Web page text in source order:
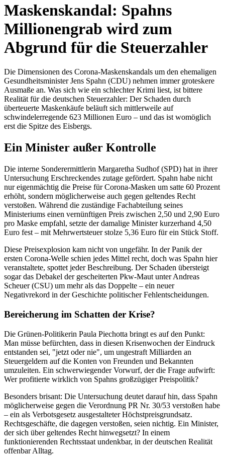
Maskenskandal: Spahns
Millionengrab wird zum
Abgrund für die Steuerzahler
Die Dimensionen des Corona-Maskenskandals um den ehemaligen
Gesundheitsminister Jens Spahn (CDU) nehmen immer groteskere
Ausmaße an. Was sich wie ein schlechter Krimi liest, ist bittere
Realität für die deutschen Steuerzahler: Der Schaden durch
überteuerte Maskenkäufe beläuft sich mittlerweile auf
schwindelerregende 623 Millionen Euro – und das ist womöglich
erst die Spitze des Eisbergs.
Ein Minister außer Kontrolle
Die interne Sonderermittlerin Margaretha Sudhof (SPD) hat in ihrer
Untersuchung Erschreckendes zutage gefördert. Spahn habe nicht
nur eigenmächtig die Preise für Corona-Masken um satte 60 Prozent
erhöht, sondern möglicherweise auch gegen geltendes Recht
verstoßen. Während die zuständige Fachabteilung seines
Ministeriums einen vernünftigen Preis zwischen 2,50 und 2,90 Euro
pro Maske empfahl, setzte der damalige Minister kurzerhand 4,50
Euro fest – mit Mehrwertsteuer stolze 5,36 Euro für ein Stück Stoff.
Diese Preisexplosion kam nicht von ungefähr. In der Panik der
ersten Corona-Welle schien jedes Mittel recht, doch was Spahn hier
veranstaltete, spottet jeder Beschreibung. Der Schaden übersteigt
sogar das Debakel der gescheiterten Pkw-Maut unter Andreas
Scheuer (CSU) um mehr als das Doppelte – ein neuer
Negativrekord in der Geschichte politischer Fehlentscheidungen.
Bereicherung im Schatten der Krise?
Die Grünen-Politikerin Paula Piechotta bringt es auf den Punkt:
Man müsse befürchten, dass in diesen Krisenwochen der Eindruck
entstanden sei, "jetzt oder nie", um ungestraft Milliarden an
Steuergeldern auf die Konten von Freunden und Bekannten
umzuleiten. Ein schwerwiegender Vorwurf, der die Frage aufwirft:
Wer profitierte wirklich von Spahns großzügiger Preispolitik?
Besonders brisant: Die Untersuchung deutet darauf hin, dass Spahn
möglicherweise gegen die Verordnung PR Nr. 30/53 verstoßen habe
– ein als Verbotsgesetz ausgestalteter Höchstpreisgrundsatz.
Rechtsgeschäfte, die dagegen verstoßen, seien nichtig. Ein Minister,
der sich über geltendes Recht hinwegsetzt? In einem
funktionierenden Rechtsstaat undenkbar, in der deutschen Realität
offenbar Alltag.